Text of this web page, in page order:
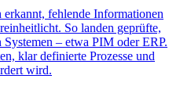
fehlende Informationen
So landen geprüfte,
– etwa PIM oder ERP.
klar definierte Prozesse und
wird.